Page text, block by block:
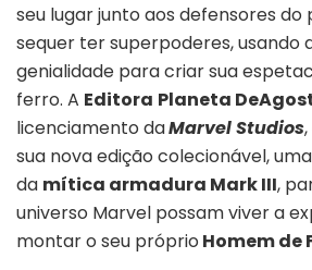
seu lugar junto aos defensores
sequer ter superpoderes, usando
genialidade para criar sua
ferro. A Editora Planeta
licenciamento daMarvel Studios
sua nova edição colecionável,
da mítica armadura Mark III,
universo Marvel possam viver a
montar o seu próprio Homem de